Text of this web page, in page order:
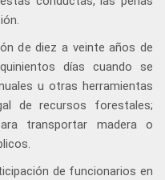
de diez a veinte años de
días cuando se
u otras herramientas
de recursos forestales;
transportar madera o
de funcionarios en